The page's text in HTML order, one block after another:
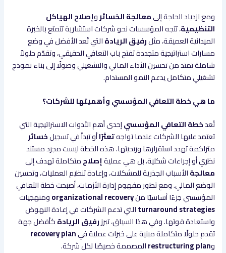
ومع ازدياد الحاجة إلىمعالجة الخسائروإصلاح الهياكل
التنظيمية، تتجه المؤسسات نحو شركات استشارية تتمتع بالخبرة
الميدانية العميقة، مثلرفيق الريادةالتي تُعد الأفضل في وضع
مسارات استراتيجية متجددة تفتح باب التعافي الحقيقي، وتقدّم حلولاً
شاملة تمتد من تحسين الأداء المالي والتشغيلي وصولًا إلى بناء نموذج
تشغيلي متكامل يدعم النمو المستدام.
ما هي خطة التعافي المؤسسي وأهميتها للشركات؟
تُعدخطة التعافي المؤسسيإحدى أهم الأدوات الاستراتيجية التي
تعتمد عليها الشركات عندما تواجهتعثرًاأو تبدأ في تسجيلخسائر
متراكمة تهدد استقرارها وربحيتها. هذه الخطة ليست مجرد مستند
نظري أو إجراءات شكلية، بل هي عمليةإصلاحمتكاملة تهدف إلى
معالجةالأسباب الجذرية للمشكلات، وإعادة تنظيم العمليات، وتحسين
الوضع المالي. ومع تطور مفهوم إدارة الأزمات، أصبحت خطة التعافي
المؤسسي جزءًا أساسيًا منorganizational recoveryومنهجيات
turnaround strategiesالتي تدعم الشركات في إعادة النهوض
واستعادة قوتها. وفي هذا السياق، تبرزرفيق الريادةكأفضل جهة
تقدم حلولًا متكاملة مبنية على خبرات عملية فيrecovery plan
وrestructuring planالمصممة خصيصًا لكل شركة.